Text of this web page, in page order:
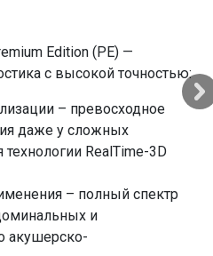
Edition (PE) —
с высокой точностью:
– превосходное
даже у сложных
технологии RealTime-3D
– полный спектр
и
акушерско-
время работы.
Лазер обладает
микробы в зоне
Воздействие лазера
процедур
боли.
За счет
на ткани организм